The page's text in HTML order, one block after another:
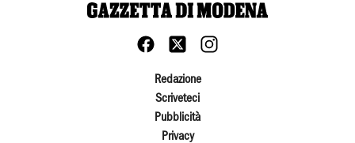
Redazione
Scriveteci
Pubblicità
Privacy